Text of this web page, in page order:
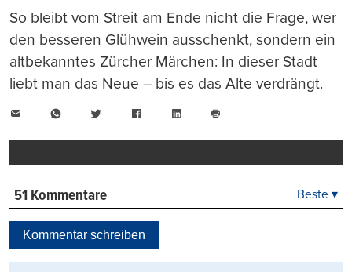
So bleibt vom Streit am Ende nicht die Frage, wer
den besseren Glühwein ausschenkt, sondern ein
altbekanntes Zürcher Märchen: In dieser Stadt
liebt man das Neue – bis es das Alte verdrängt.
WhatsAppTwitter FacebookLinkedIn
drucken
51 Kommentare
Kontrovers
Beste ▾
Kommentar schreiben